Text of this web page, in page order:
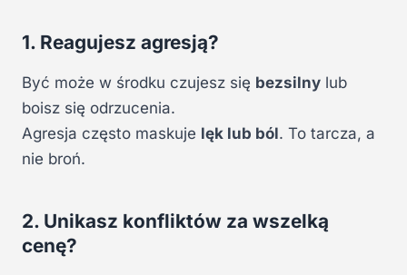
1. Reagujesz agresją?
Być może w środku czujesz się bezsilny lub
boisz się odrzucenia.
Agresja często maskuje lęk lub ból. To tarcza, a
nie broń.
2. Unikasz konfliktów za wszelką
cenę?